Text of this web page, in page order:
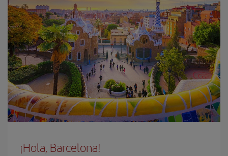
¡Hola, Barcelona!